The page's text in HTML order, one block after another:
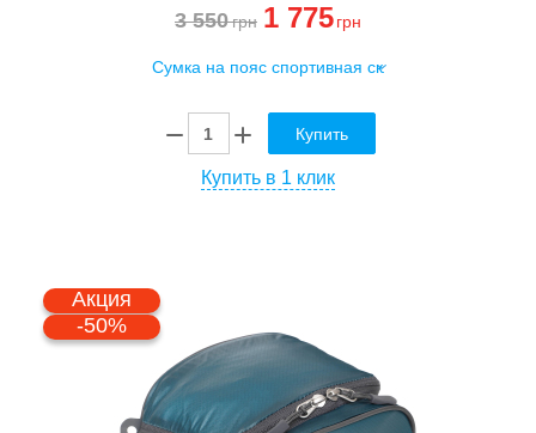
3 550грн 1 775 грн
Купить
Купить в 1 клик
Акция
-50%